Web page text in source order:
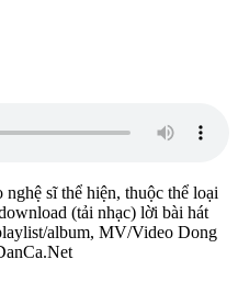
nghệ sĩthể hiện, thuộc thể loại
(tải nhạc) lời bài hát
album, MV/Video Dong